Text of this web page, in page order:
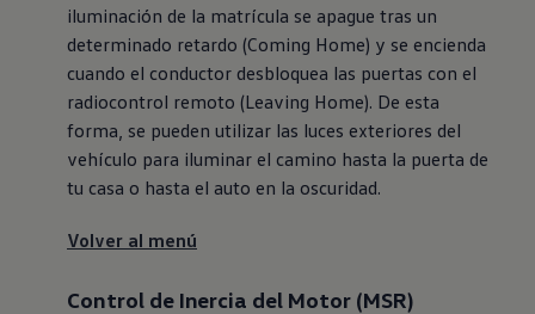
iluminación de la matrícula se apague tras un
determinado retardo (Coming Home) y se encienda
cuando el conductor desbloquea las puertas con el
radiocontrol remoto (Leaving Home). De esta
forma, se pueden utilizar las luces exteriores del
vehículo para iluminar el camino hasta la puerta de
tu casa o hasta el auto en la oscuridad.
Volver al menú
Control de Inercia del Motor (MSR)